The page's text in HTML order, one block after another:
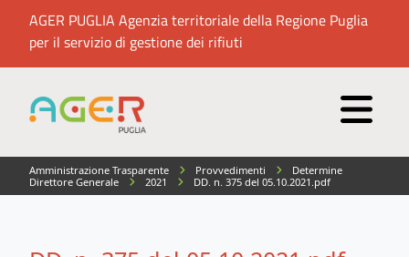
AGER PUGLIA Agenzia territoriale della Regione Puglia
per il servizio di gestione dei rifiuti
Amministrazione Trasparente Provvedimenti
Determine
Direttore Generale
2021 DD. n. 375 del 05.10.2021.pdf